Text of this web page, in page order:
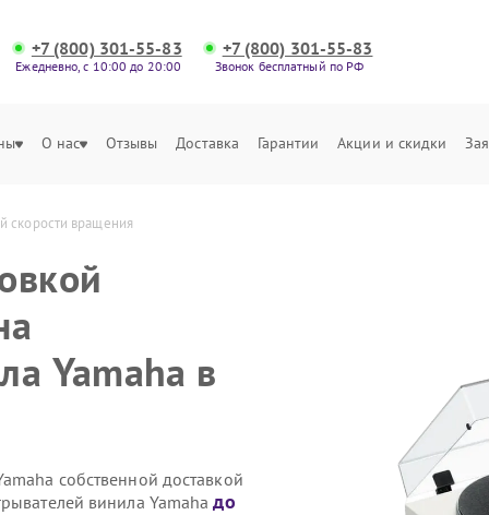
+7 (800) 301-55-83
Ежедневно, с 10:00 до 20:00
+7 (800) 301-55-83
Звонок бесплатный по РФ
О нас Отзывы Доставка Гарантии Акции и скидки
скорости вращения
Yamaha в
собственной доставкой
винила Yamahaдо